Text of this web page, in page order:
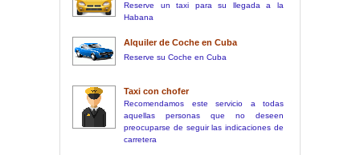
Reserve un taxi para su llegada a la
Habana
Alquiler de Coche en Cuba
Reserve su Coche en Cuba
Taxi con chofer
Recomendamos este servicio a todas
aquellas personas que no deseen
preocuparse de seguir las indicaciones de
carretera